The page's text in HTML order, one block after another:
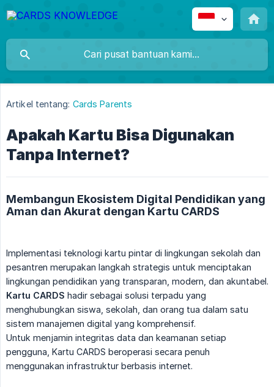
Artikel tentang: Cards Parents
Apakah Kartu Bisa Digunakan
Tanpa Internet?
Membangun Ekosistem Digital Pendidikan yang
Aman dan Akurat dengan Kartu CARDS
Implementasi teknologi kartu pintar di lingkungan sekolah dan
pesantren merupakan langkah strategis untuk menciptakan
lingkungan pendidikan yang transparan, modern, dan akuntabel.
Kartu CARDS hadir sebagai solusi terpadu yang
menghubungkan siswa, sekolah, dan orang tua dalam satu
sistem manajemen digital yang komprehensif.
Untuk menjamin integritas data dan keamanan setiap
pengguna, Kartu CARDS beroperasi secara penuh
menggunakan infrastruktur berbasis internet.